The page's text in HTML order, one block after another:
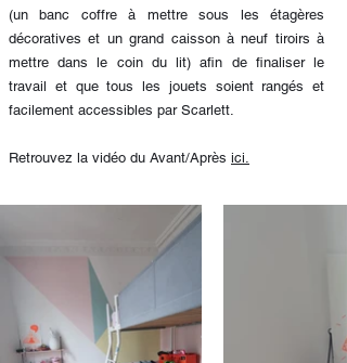
(un banc coffre à mettre sous les étagères
décoratives et un grand caisson à neuf tiroirs à
mettre dans le coin du lit) afin de finaliser le
travail et que tous les jouets soient rangés et
facilement accessibles par Scarlett.
Retrouvez la vidéo du Avant/Après ici.